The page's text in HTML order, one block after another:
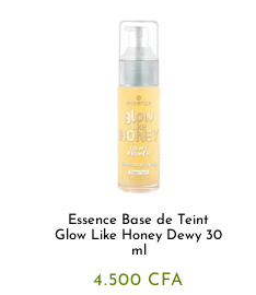
Essence Base de Teint
Glow Like Honey Dewy 30
ml
4.500 CFA